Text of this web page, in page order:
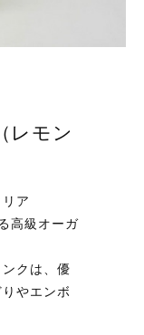
レモン
ア
高級オーガ
クは、優
やエンボ